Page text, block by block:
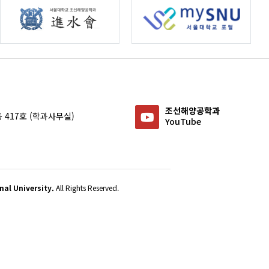
417호 (학과사무실)
조선해양공학과
YouTube
University. All Rights Reserved.